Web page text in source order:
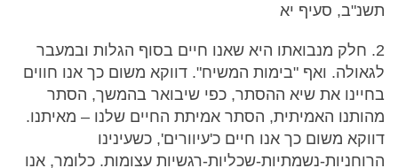
תשנ"ב, סעיף יא
2. חלק מנבואתו היא שאנו חיים בסוף הגלות ובמעבר
לגאולה. ואף "בימות המשיח". דווקא משום כך אנו חווים
בחיינו את שיא ההסתר, כפי שיבואר בהמשך, הסתר
מהותנו האמיתית, הסתר אמיתת החיים שלנו – מאיתנו.
דווקא משום כך אנו חיים כ'עיוורים', כשעינינו
הרוחניות-נשמתיות-שכליות-רגשיות עצומות. כלומר, אנו